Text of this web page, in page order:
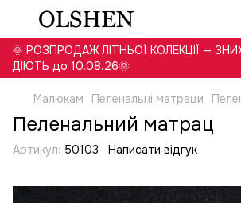
🌞 РОЗПРОДАЖ ЛІТНЬОЇ КОЛЕКЦІЇ —
ДІЮТЬ до 10.08.26🌞
Малюкам Пеленальні матраци
Пеленальний матрац
Артикул: 50103 Написати відгук